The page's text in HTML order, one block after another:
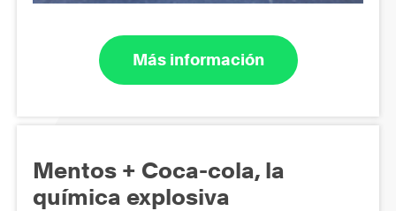
Más información
Mentos + Coca-cola, la
química explosiva